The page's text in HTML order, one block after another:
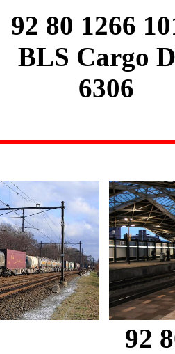
92 80 1266
BLS Cargo
6306
92